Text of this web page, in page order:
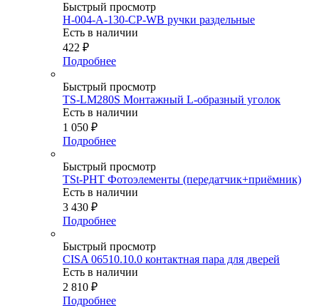
Быстрый просмотр
H-004-A-130-CP-WB ручки раздельные
Есть в наличии
422 ₽
Подробнее
Быстрый просмотр
TS-LM280S Монтажный L-образный уголок
Есть в наличии
1 050 ₽
Подробнее
Быстрый просмотр
TSt-PHT Фотоэлементы (передатчик+приёмник)
Есть в наличии
3 430 ₽
Подробнее
Быстрый просмотр
CISA 06510.10.0 контактная пара для дверей
Есть в наличии
2 810 ₽
Подробнее